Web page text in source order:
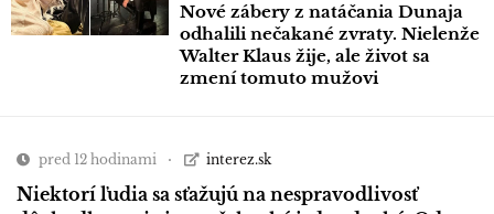
Nové zábery z natáčania Dunaja
odhalili nečakané zvraty. Nielenže
Walter Klaus žije, ale život sa
zmení tomuto mužovi
pred 12 hodinami interez.sk
Niektorí ľudia sa sťažujú na nespravodlivosť